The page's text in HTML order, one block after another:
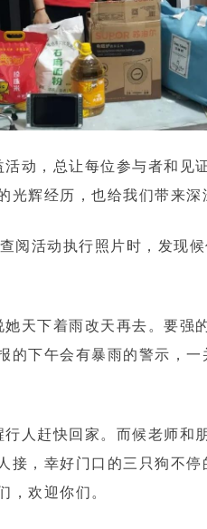
，总让每位参与者和见
辉经历，也给我们带来
活动执行照片时，发现
下着雨改天再去。要强
下午会有暴雨的警示，
赶快回家。而候老师和
，幸好门口的三只狗不
，欢迎你们。